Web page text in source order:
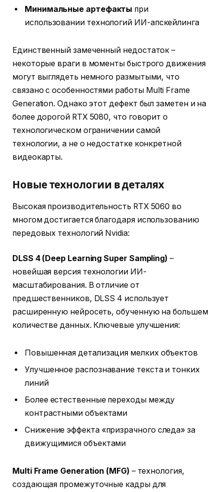
Минимальные артефакты при
использовании технологий ИИ-апскейлинга
Единственный замеченный недостаток –
некоторые враги в моменты быстрого движения
могут выглядеть немного размытыми, что
связано с особенностями работы Multi Frame
Generation. Однако этот дефект был заметен и на
более дорогой RTX 5080, что говорит о
технологическом ограничении самой
технологии, а не о недостатке конкретной
видеокарты.
Новые технологии в деталях
Высокая производительность RTX 5060 во
многом достигается благодаря использованию
передовых технологий Nvidia:
DLSS 4 (Deep Learning Super Sampling) –
новейшая версия технологии ИИ-
масштабирования. В отличие от
предшественников, DLSS 4 использует
расширенную нейросеть, обученную на большем
количестве данных. Ключевые улучшения:
Повышенная детализация мелких объектов
Улучшенное распознавание текста и тонких
линий
Более естественные переходы между
контрастными объектами
Снижение эффекта «призрачного следа» за
движущимися объектами
Multi Frame Generation (MFG) – технология,
создающая промежуточные кадры для